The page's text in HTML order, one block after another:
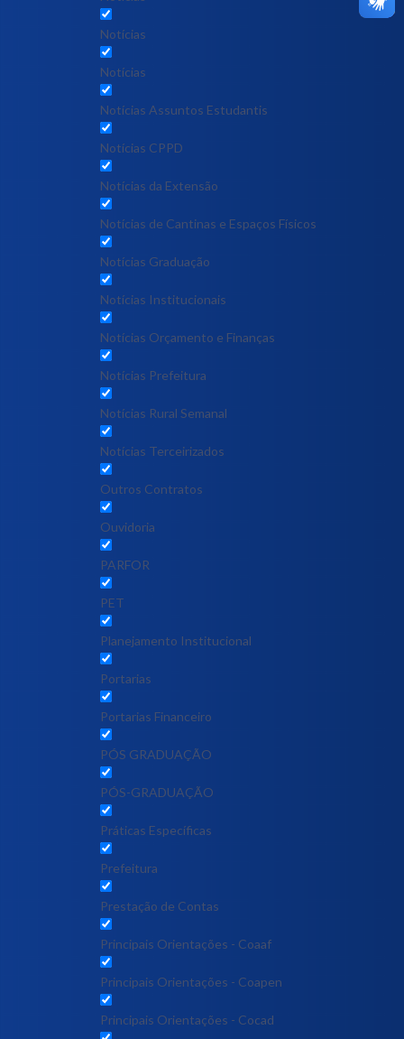
Notícias
Notícias
Notícias Assuntos Estudantis
Notícias CPPD
Notícias da Extensão
Notícias de Cantinas e Espaços Físicos
Notícias Graduação
Notícias Institucionais
Notícias Orçamento e Finanças
Notícias Prefeitura
Notícias Rural Semanal
Notícias Terceirizados
Outros Contratos
Ouvidoria
PARFOR
PET
Planejamento Institucional
Portarias
Portarias Financeiro
PÓS GRADUAÇÃO
PÓS-GRADUAÇÃO
Práticas Específicas
Prefeitura
Prestação de Contas
Principais Orientações - Coaaf
Principais Orientações - Coapen
Principais Orientações - Cocad